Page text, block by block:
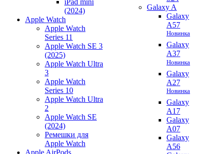
(2024)
Apple Watch
Apple Watch
Series 11
Apple Watch SE 3
(2025)
Apple Watch Ultra
3
Apple Watch
Series 10
Apple Watch Ultra
2
Apple Watch SE
(2024)
Ремешки для
Apple Watch
Apple AirPods
Galaxy A
Galaxy
A57
Новинка
Galaxy
A37
Новинка
Galaxy
A27
Новинка
Galaxy
A17
Galaxy
A07
Galaxy
A56